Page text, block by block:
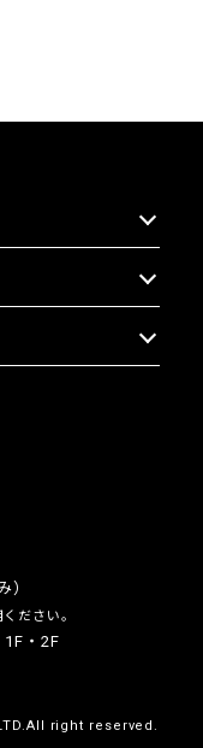
）
ださい。
・2F
right reserved.